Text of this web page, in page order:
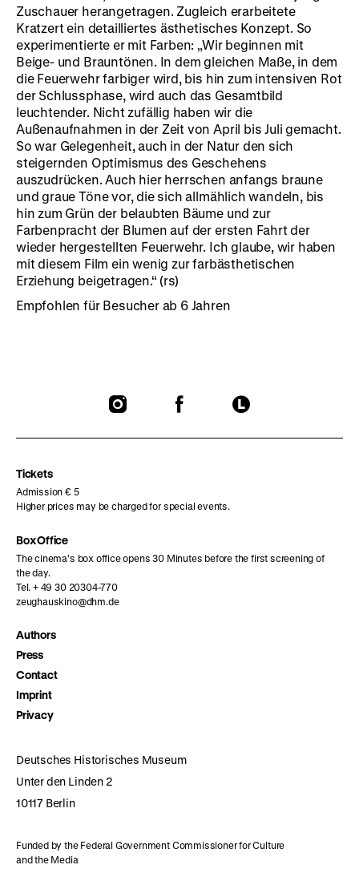
Zuschauer herangetragen. Zugleich erarbeitete
Kratzert ein detailliertes ästhetisches Konzept. So
experimentierte er mit Farben: „Wir beginnen mit
Beige- und Brauntönen. In dem gleichen Maße, in dem
die Feuerwehr farbiger wird, bis hin zum intensiven Rot
der Schlussphase, wird auch das Gesamtbild
leuchtender. Nicht zufällig haben wir die
Außenaufnahmen in der Zeit von April bis Juli gemacht.
So war Gelegenheit, auch in der Natur den sich
steigernden Optimismus des Geschehens
auszudrücken. Auch hier herrschen anfangs braune
und graue Töne vor, die sich allmählich wandeln, bis
hin zum Grün der belaubten Bäume und zur
Farbenpracht der Blumen auf der ersten Fahrt der
wieder hergestellten Feuerwehr. Ich glaube, wir haben
mit diesem Film ein wenig zur farbästhetischen
Erziehung beigetragen.“ (rs)
Empfohlen für Besucher ab 6 Jahren
To
To
To
Tickets
Admission € 5
Higher prices may be charged for special events.
Box Office
The cinema’s box office opens 30 Minutes before the first screening of
the day.
Tel. + 49 30 20304-770
zeughauskino@dhm.de
Authors
Press
Contact
Imprint
Privacy
Deutsches Historisches Museum
Unter den Linden 2
10117 Berlin
Funded by the Federal Government Commissioner for Culture
and the Media